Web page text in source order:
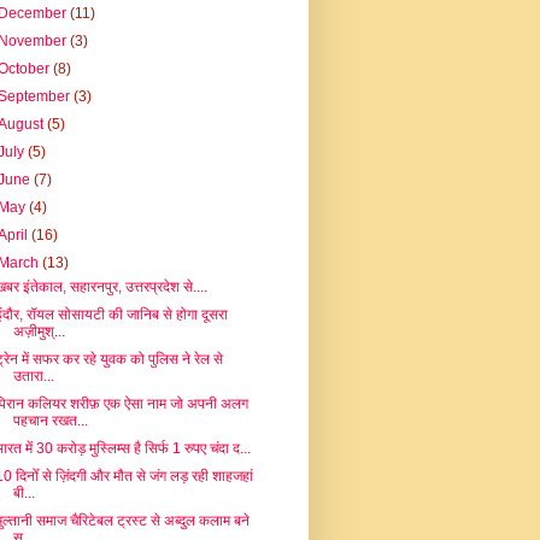
(11)
(3)
(8)
(3)
(5)
(5)
(7)
(4)
(16)
(13)
इंतेकाल, सहारनपुर, उत्तरप्रदेश से....
रॉयल सोसायटी की जानिब से होगा दूसरा
अज़ीमुश्...
में सफर कर रहे युवक को पुलिस ने रेल से
उतारा...
कलियर शरीफ़ एक ऐसा नाम जो अपनी अलग
पहचान रखत...
में 30 करोड़ मुस्लिम्स है सिर्फ 1 रुपए चंदा द...
दिनोँ से ज़िंदगी और मौत से जंग लड़ रही शाहजहां
बी...
समाज चैरिटेबल ट्रस्ट से अब्दुल कलाम बने